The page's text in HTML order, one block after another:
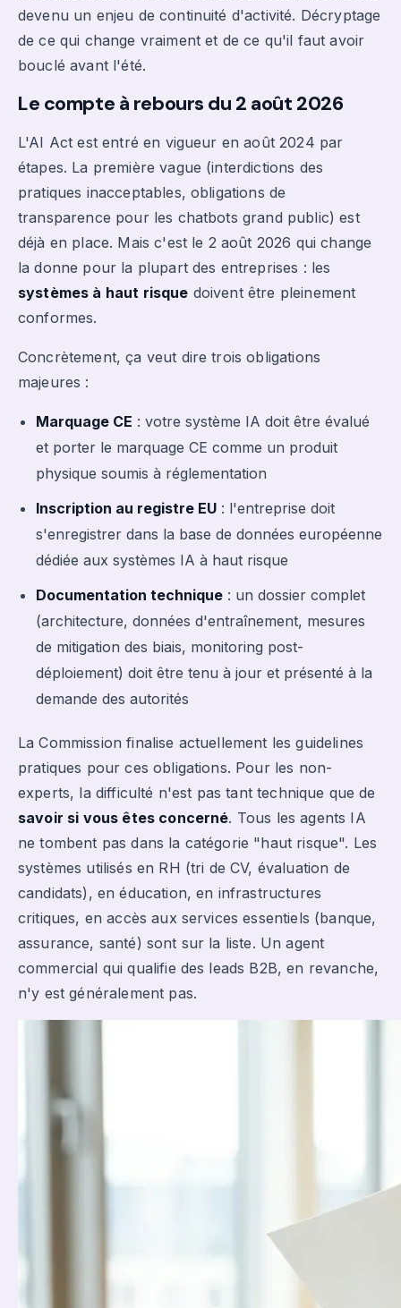
devenu un enjeu de continuité d'activité. Décryptage
de ce qui change vraiment et de ce qu'il faut avoir
bouclé avant l'été.
Le compte à rebours du 2 août 2026
L'AI Act est entré en vigueur en août 2024 par
étapes. La première vague (interdictions des
pratiques inacceptables, obligations de
transparence pour les chatbots grand public) est
déjà en place. Mais c'est le 2 août 2026 qui change
la donne pour la plupart des entreprises : les
systèmes à haut risque doivent être pleinement
conformes.
Concrètement, ça veut dire trois obligations
majeures :
Marquage CE : votre système IA doit être évalué
et porter le marquage CE comme un produit
physique soumis à réglementation
Inscription au registre EU : l'entreprise doit
s'enregistrer dans la base de données européenne
dédiée aux systèmes IA à haut risque
Documentation technique : un dossier complet
(architecture, données d'entraînement, mesures
de mitigation des biais, monitoring post-
déploiement) doit être tenu à jour et présenté à la
demande des autorités
La Commission finalise actuellement les guidelines
pratiques pour ces obligations. Pour les non-
experts, la difficulté n'est pas tant technique que de
savoir si vous êtes concerné. Tous les agents IA
ne tombent pas dans la catégorie "haut risque". Les
systèmes utilisés en RH (tri de CV, évaluation de
candidats), en éducation, en infrastructures
critiques, en accès aux services essentiels (banque,
assurance, santé) sont sur la liste. Un agent
commercial qui qualifie des leads B2B, en revanche,
n'y est généralement pas.